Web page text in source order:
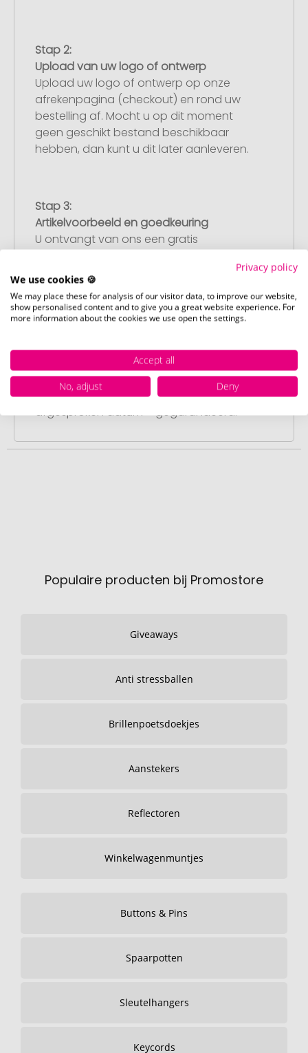
Stap 2:
Upload van uw logo of ontwerp
Upload uw logo of ontwerp op onze
afrekenpagina (checkout) en rond uw
bestelling af. Mocht u op dit moment
geen geschikt bestand beschikbaar
hebben, dan kunt u dit later aanleveren.
Stap 3:
Artikelvoorbeeld en goedkeuring
U ontvangt van ons een gratis
dit heeft goedgekeurd, starten wij direct
met de productie.
Stap 4:
Punctuele en snelle levering
Na uw goedkeuring van het
drukvoorbeeld leveren wij op de
afgesproken datum – gegarandeerd.
Populaire producten bij Promostore
Giveaways
Anti stressballen
Brillenpoetsdoekjes
Aanstekers
Reflectoren
Winkelwagenmuntjes
Buttons & Pins
Spaarpotten
Sleutelhangers
Keycords
Privacy policy
We use cookies 🍪
We may place these for analysis of our visitor data, to improve our website,
show personalised content and to give you a great website experience. For
more information about the cookies we use open the settings.
Accept all
No, adjust
Deny